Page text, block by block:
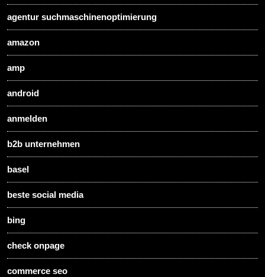
agentur suchmaschinenoptimierung
amazon
amp
android
anmelden
b2b unternehmen
basel
beste social media
bing
check onpage
commerce seo